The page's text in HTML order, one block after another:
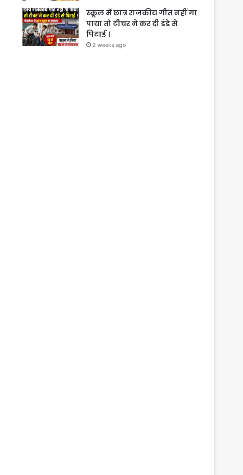
स्कूल में छात्र राजकीय गीत नहीं गा
पाया तो टीचर ने कर दी डंडे से
पिटाई ।
2 weeks ago